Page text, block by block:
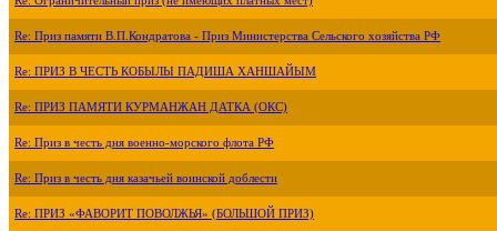
Re: Приз памяти В.П.Кондратова - Приз Министерства Сельского хозяйства РФ
Re: ПРИЗ В ЧЕСТЬ КОБЫЛЫ ПАДИША ХАНШАЙЫМ
Re: ПРИЗ ПАМЯТИ КУРМАНЖАН ДАТКА (ОКС)
Re: Приз в честь дня военно-морского флота РФ
Re: Приз в честь дня казачьей воинской доблести
Re: ПРИЗ «ФАВОРИТ ПОВОЛЖЬЯ» (БОЛЬШОЙ ПРИЗ)